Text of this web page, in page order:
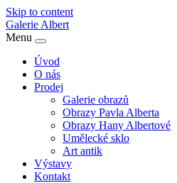
Skip to content
Galerie Albert
Menu
Úvod
O nás
Prodej
Galerie obrazů
Obrazy Pavla Alberta
Obrazy Hany Albertové
Umělecké sklo
Art antik
Výstavy
Kontakt